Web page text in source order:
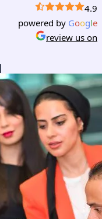
4.9
powered by Google
review us on